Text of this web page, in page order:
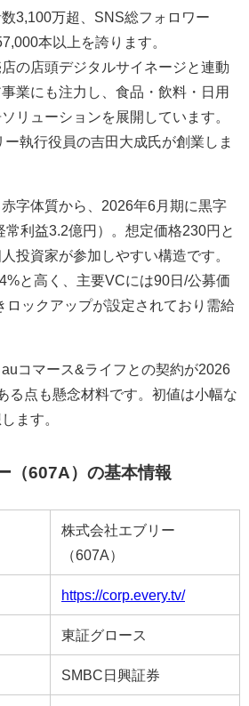
3,100万超、SNS総フォロワー
本以上を誇ります。
の店頭デジタルサイネージと連動
業にも注力し、食品・飲料・日用
リューションを展開しています。
執行役員の吉田大成氏が創業しま
字体質から、2026年6月期に黒字
利益3.2億円）。想定価格230円と
投資家が参加しやすい構造です。
と高く、主要VCには90日/公募価
ロックアップが設定されており需給
コマース&ライフとの契約が2026
る点も懸念材料です。初値は小幅な
ます。
（607A）の基本情報
株式会社エブリー
（607A）
https://corp.every.tv/
東証グロース
SMBC日興証券